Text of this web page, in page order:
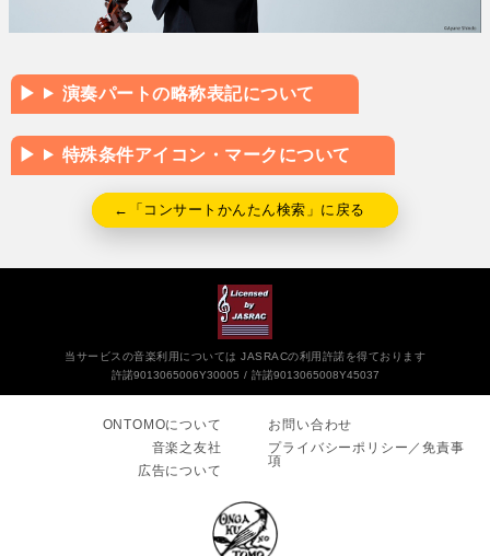
演奏パートの略称表記について
特殊条件アイコン・マークについて
←「コンサートかんたん検索」に戻る
当サービスの音楽利用については JASRACの利用許諾を得ております
許諾9013065006Y30005
許諾9013065008Y45037
ONTOMOについて
音楽之友社
広告について
お問い合わせ
プライバシーポリシー／免責事
項